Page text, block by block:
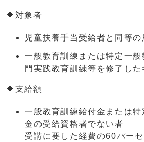
🔶対象者
児童扶養手当受給者と同等
一般教育訓練または特定一
門実践教育訓練等を修了した
🔶支給額
一般教育訓練給付金または
金の受給資格者でない者
受講に要した経費の60パー